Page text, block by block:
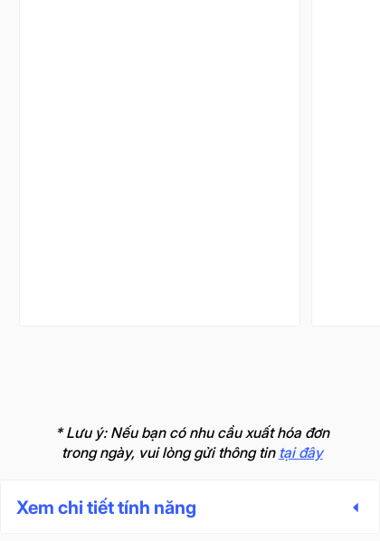
* Lưu ý: Nếu bạn có nhu cầu xuất hóa đơn
trong ngày, vui lòng gửi thông tin tại đây
Xem chi tiết tính năng